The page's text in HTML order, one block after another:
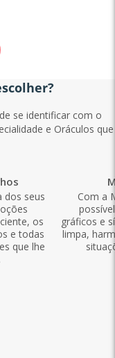
se identificar com o
e Oráculos que
dos seus
os
e todas
que lhe
Com a
gráficos e
limpa,